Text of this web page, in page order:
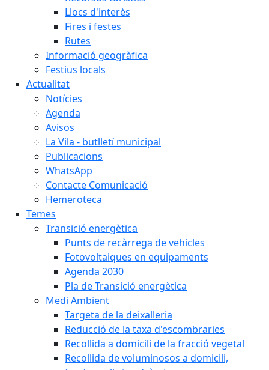
Llocs d'interès
Fires i festes
Rutes
Informació geogràfica
Festius locals
Actualitat
Notícies
Agenda
Avisos
La Vila - butlletí municipal
Publicacions
WhatsApp
Contacte Comunicació
Hemeroteca
Temes
Transició energètica
Punts de recàrrega de vehicles
Fotovoltaiques en equipaments
Agenda 2030
Pla de Transició energètica
Medi Ambient
Targeta de la deixalleria
Reducció de la taxa d'escombraries
Recollida a domicili de la fracció vegetal
Recollida de voluminosos a domicili,